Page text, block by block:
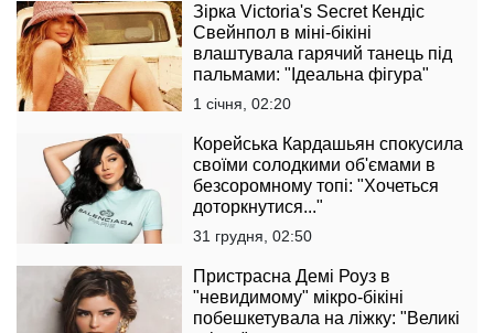
Зірка Victoria's Secret Кендіс
Свейнпол в міні-бікіні
влаштувала гарячий танець під
пальмами: "Ідеальна фігура"
1 січня, 02:20
Корейська Кардашьян спокусила
своїми солодкими об'ємами в
безсоромному топі: "Хочеться
доторкнутися..."
31 грудня, 02:50
Пристрасна Демі Роуз в
"невидимому" мікро-бікіні
побешкетувала на ліжку: "Великі